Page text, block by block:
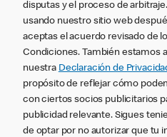
disputas y el proceso de
usando nuestro sitio web
aceptas el acuerdo revisado de
Condiciones. También estamos
nuestra Declaración de
propósito de reflejar cómo
con ciertos socios publicitarios
publicidad relevante. Sigues
de optar por no autorizar que tu